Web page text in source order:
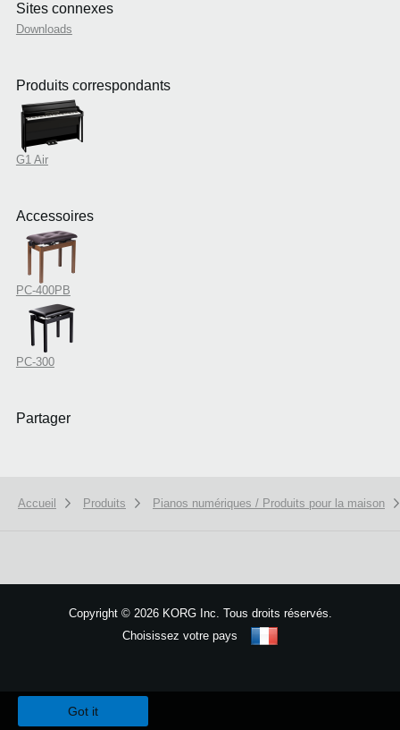
Sites connexes
Downloads
Produits correspondants
G1 Air
Accessoires
PC-400PB
PC-300
Partager
Accueil Produits Pianos numériques / Produits pour la maison
Copyright ©2026 KORG Inc. Tous droits réservés.
Choisissez votre pays
Got it